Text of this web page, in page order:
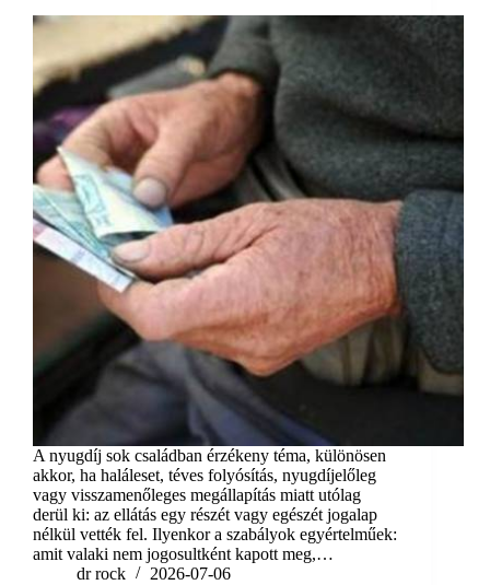
A nyugdíj sok családban érzékeny téma, különösen
akkor, ha haláleset, téves folyósítás, nyugdíjelőleg
vagy visszamenőleges megállapítás miatt utólag
derül ki: az ellátás egy részét vagy egészét jogalap
nélkül vették fel. Ilyenkor a szabályok egyértelműek:
amit valaki nem jogosultként kapott meg,…
dr rock
2026-07-06